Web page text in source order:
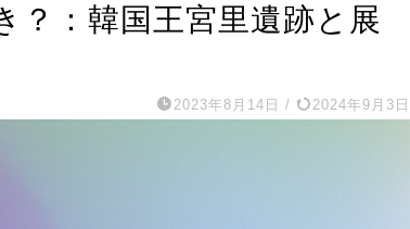
？：韓国王宮里遺跡と展
2023年8月14日 / 2024年9月3日